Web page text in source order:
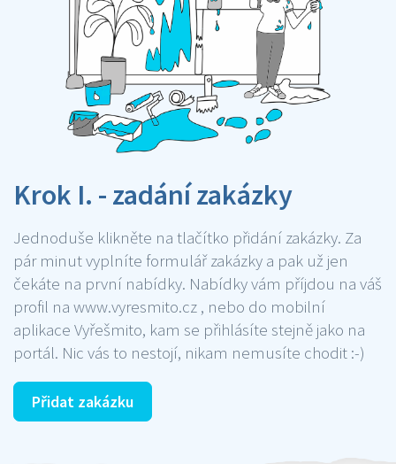
Krok I. - zadání zakázky
Jednoduše klikněte na tlačítko přidání zakázky. Za
pár minut vyplníte formulář zakázky a pak už jen
čekáte na první nabídky. Nabídky vám příjdou na váš
profil na www.vyresmito.cz , nebo do mobilní
aplikace Vyřešmito, kam se přihlásíte stejně jako na
portál. Nic vás to nestojí, nikam nemusíte chodit :-)
Přidat zakázku